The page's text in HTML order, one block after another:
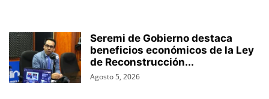
Seremi de Gobierno destaca
beneficios económicos de la Ley
de Reconstrucción...
Agosto 5, 2026